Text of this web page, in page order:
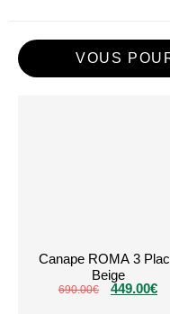
VOUS
Canape ROMA 3
Beige
690.00€ 449.00€